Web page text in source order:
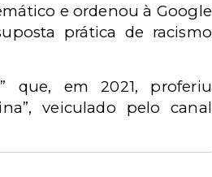
e ordenou à Google
prática de racismo
que, em 2021, proferiu
veiculado pelo canal